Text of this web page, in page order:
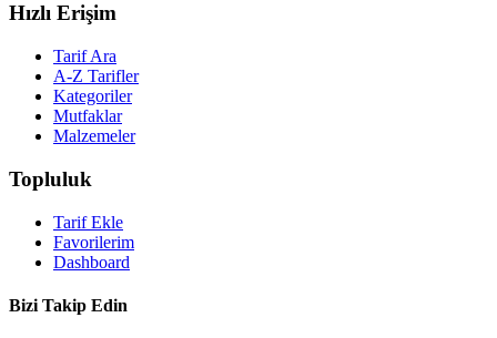
Hızlı Erişim
Tarif Ara
A-Z Tarifler
Kategoriler
Mutfaklar
Malzemeler
Topluluk
Tarif Ekle
Favorilerim
Dashboard
Bizi Takip Edin